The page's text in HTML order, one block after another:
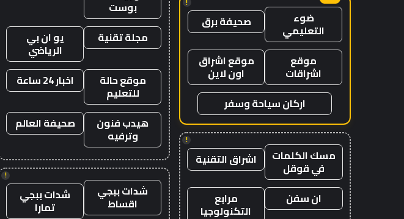
ضوء
التعليمي صحيفة برق
موقع
اشراقات
موقع اشراق
اون لاين
اركان سياحة وسفر
!
مسك الكلمات
في قوقل اشراق التقنية
ان سفن مرابع
التكنولوجيا
بوست
مجلة تقنية يو ان بي
الرياضي
موقع حالة
للتعليم
اخبار 24 ساعة
هيدب فنون
وترفيه
صحيفة العالم
!
شدات ببجي
اقساط شدات ببجي
تمارا